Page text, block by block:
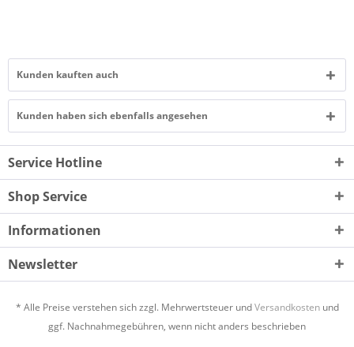
Kunden kauften auch
Kunden haben sich ebenfalls angesehen
Service Hotline
Shop Service
Informationen
Newsletter
* Alle Preise verstehen sich zzgl. Mehrwertsteuer undVersandkostenund
ggf. Nachnahmegebühren, wenn nicht anders beschrieben